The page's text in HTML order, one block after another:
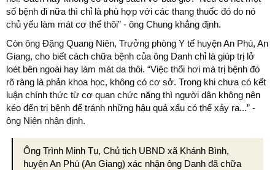
số bệnh đi nữa thì chỉ là phù hợp với các thang thuốc đó do nó
chủ yếu làm mát cơ thể thôi” - ông Chung khẳng định.
Còn ông Đặng Quang Niên, Trưởng phòng Y tế huyện An Phú, An
Giang, cho biết cách chữa bệnh của ông Danh chỉ là giúp trị lở
loét bên ngoài hay làm mát da thôi. “Việc thổi hơi mà trị bệnh đó
rõ ràng là phản khoa học, không có cơ sở. Trong khi chưa có kết
luận chính thức từ cơ quan chức năng thì người dân không nên
kéo đến trị bệnh để tránh những hậu quả xấu có thể xảy ra...” -
ông Niên nhận định.
Ông Trình Minh Tụ, Chủ tịch UBND xã Khánh Bình,
huyện An Phú (An Giang) xác nhận ông Danh đã chữa